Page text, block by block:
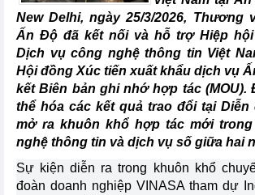
New Delhi, ngày 25/3/2026, Thương
Ấn Độ đã kết nối và hỗ trợ Hiệp hội
Dịch vụ công nghệ thông tin Việt
Hội đồng Xúc tiến xuất khẩu dịch vụ
kết Biên bản ghi nhớ hợp tác (MOU).
thể hóa các kết quả trao đổi tại
mở ra khuôn khổ hợp tác mới
nghệ thông tin và dịch vụ số giữa hai
Sự kiện diễn ra trong khuôn khổ
đoàn doanh nghiệp VINASA tham dự